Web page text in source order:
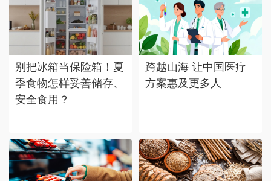
别把冰箱当保险箱！夏
季食物怎样妥善储存、
安全食用？
跨越山海 让中国医疗
方案惠及更多人